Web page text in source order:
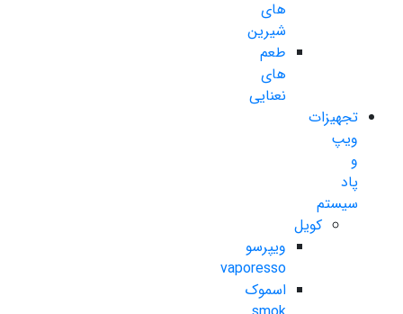
های
شیرین
طعم
های
نعنایی
تجهیزات
ویپ
و
پاد
سیستم
کویل
ویپرسو
vaporesso
اسموک